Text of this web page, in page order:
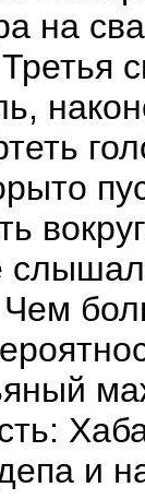
на
и